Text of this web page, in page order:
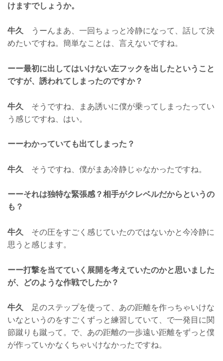
けますでしょうか。
牛久 うーんまあ、一回ちょっと冷静になって、話して決
めたいですね。簡単なことは、言えないですね。
ーー最初に出してはいけない左フックを出したということ
ですが、誘われてしまったのですか？
牛久
そうですね、まあ誘いに僕が乗ってしまったってい
う感じですね、はい。
ーーわかっていても出てしまった？
牛久 そうですね、僕がまあ冷静じゃなかったですね。
ーーそれは独特な緊張感？相手がクレベルだからというの
も？
牛久
その圧をすごく感じていたのではないかと今冷静に
思うと感じます。
ーー打撃を当てていく展開を考えていたのかと思いました
が、どのような作戦でしたか？
牛久
足のステップを使って、あの距離を作っちゃいけな
いなというのをすごくずっと練習していて、で一発目に関
節蹴りも蹴って。で、あの距離の一歩遠い距離をずっと僕
が作っていかなくちゃいけなかったですね。